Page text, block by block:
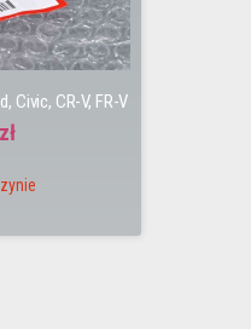
Civic, CR-V, FR-V